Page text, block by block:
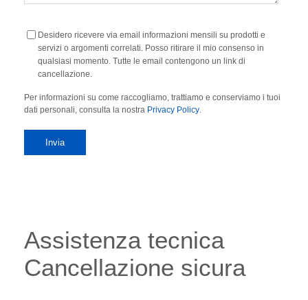
Desidero ricevere via email informazioni mensili su prodotti e
servizi o argomenti correlati. Posso ritirare il mio consenso in
qualsiasi momento. Tutte le email contengono un link di
cancellazione.
Per informazioni su come raccogliamo, trattiamo e conserviamo i tuoi
dati personali, consulta la nostra Privacy Policy
Assistenza tecnica
Cancellazione sicura